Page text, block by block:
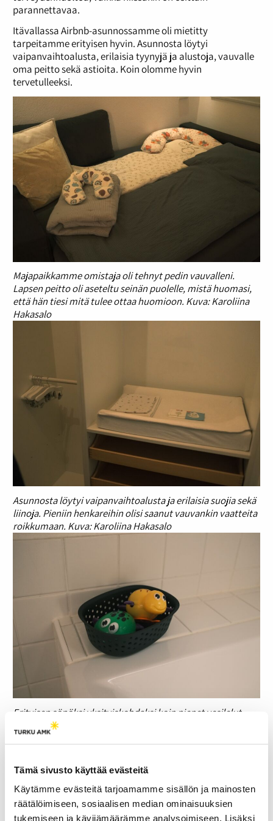
Tämä sivusto käyttää evästeitä
Käytämme evästeitä tarjoamamme sisällön ja mainosten
räätälöimiseen, sosiaalisen median ominaisuuksien
tukemiseen ja kävijämäärämme analysoimiseen. Lisäksi
parannettavaa.
Itävallassa Airbnb-asunnossamme oli mietitty
tarpeitamme erityisen hyvin. Asunnosta löytyi
vaipanvaihtoalusta, erilaisia tyynyjä ja alustoja, vauvalle
oma peitto sekä astioita. Koin olomme hyvin
tervetulleeksi.
Majapaikkamme omistaja oli tehnyt pedin vauvalleni.
Lapsen peitto oli aseteltu seinän puolelle, mistä huomasi,
että hän tiesi mitä tulee ottaa huomioon. Kuva: Karoliina
Hakasalo
Asunnosta löytyi vaipanvaihtoalusta ja erilaisia suojia sekä
liinoja. Pieniin henkareihin olisi saanut vauvankin vaatteita
roikkumaan. Kuva: Karoliina Hakasalo
Erityisen söpöksi yksityiskohdaksi koin pienet vesilelut
kylpyammeen reunalla. Kuva: Karoliina Hakasalo